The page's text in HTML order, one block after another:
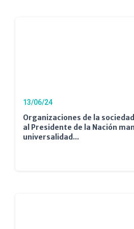
13/06/24
Organizaciones de la
al Presidente de la Nación
universalidad...